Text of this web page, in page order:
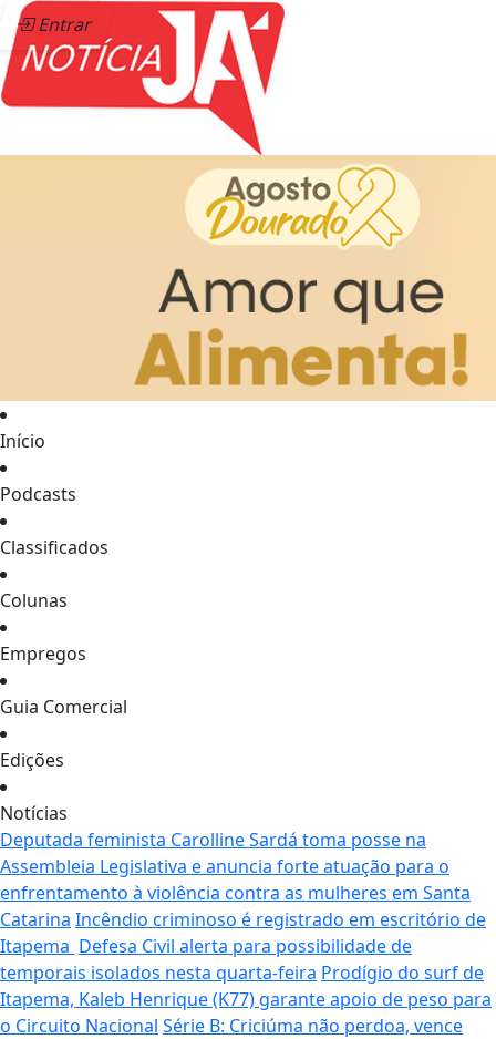
Entrar
Início
Podcasts
Classificados
Colunas
Empregos
Guia Comercial
Edições
Notícias
Deputada feminista Carolline Sardá toma posse na
Assembleia Legislativa e anuncia forte atuação para o
enfrentamento à violência contra as mulheres em Santa
Catarina Incêndio criminoso é registrado em escritório de
Itapema Defesa Civil alerta para possibilidade de
temporais isolados nesta quarta-feira Prodígio do surf de
Itapema, Kaleb Henrique (K77) garante apoio de peso para
o Circuito Nacional Série B: Criciúma não perdoa, vence